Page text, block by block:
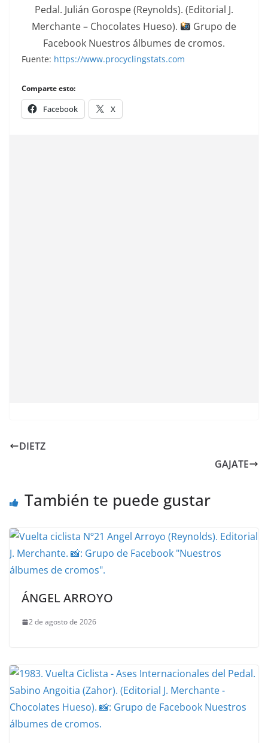
Pedal. Julián Gorospe (Reynolds). (Editorial J.
Merchante – Chocolates Hueso).
Grupo de
Facebook Nuestros álbumes de cromos.
Fuente: https://www.procyclingstats.com
Comparte esto:
Facebook X
DIETZ
GAJATE
También te puede gustar
ÁNGEL ARROYO
2 de agosto de 2026